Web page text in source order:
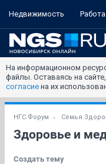
Недвижимость Работа
На информационном
файлы. Оставаясь на
согласие на их
НГС.Форум Семья
Здоровье и
Создать тему